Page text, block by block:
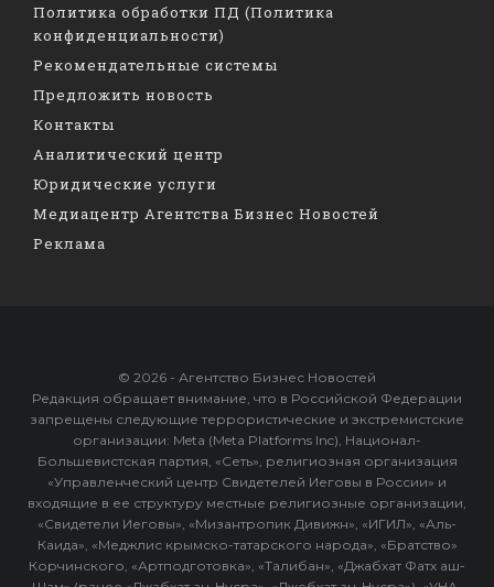
Политика обработки ПД (Политика
конфиденциальности)
Рекомендательные системы
Предложить новость
Контакты
Аналитический центр
Юридические услуги
Медиацентр Агентства Бизнес Новостей
Реклама
© 2026 - Агентство Бизнес Новостей
Редакция обращает внимание, что в Российской Федерации
запрещены следующие террористические и экстремистские
организации: Meta (Meta Platforms Inc), Национал-
Большевистская партия, «Сеть», религиозная организация
«Управленческий центр Свидетелей Иеговы в России» и
входящие в ее структуру местные религиозные организации,
«Свидетели Иеговы», «Мизантропик Дивижн», «ИГИЛ», «Аль-
Каида», «Меджлис крымско-татарского народа», «Братство»
Корчинского, «Артподготовка», «Талибан», «Джабхат Фатх аш-